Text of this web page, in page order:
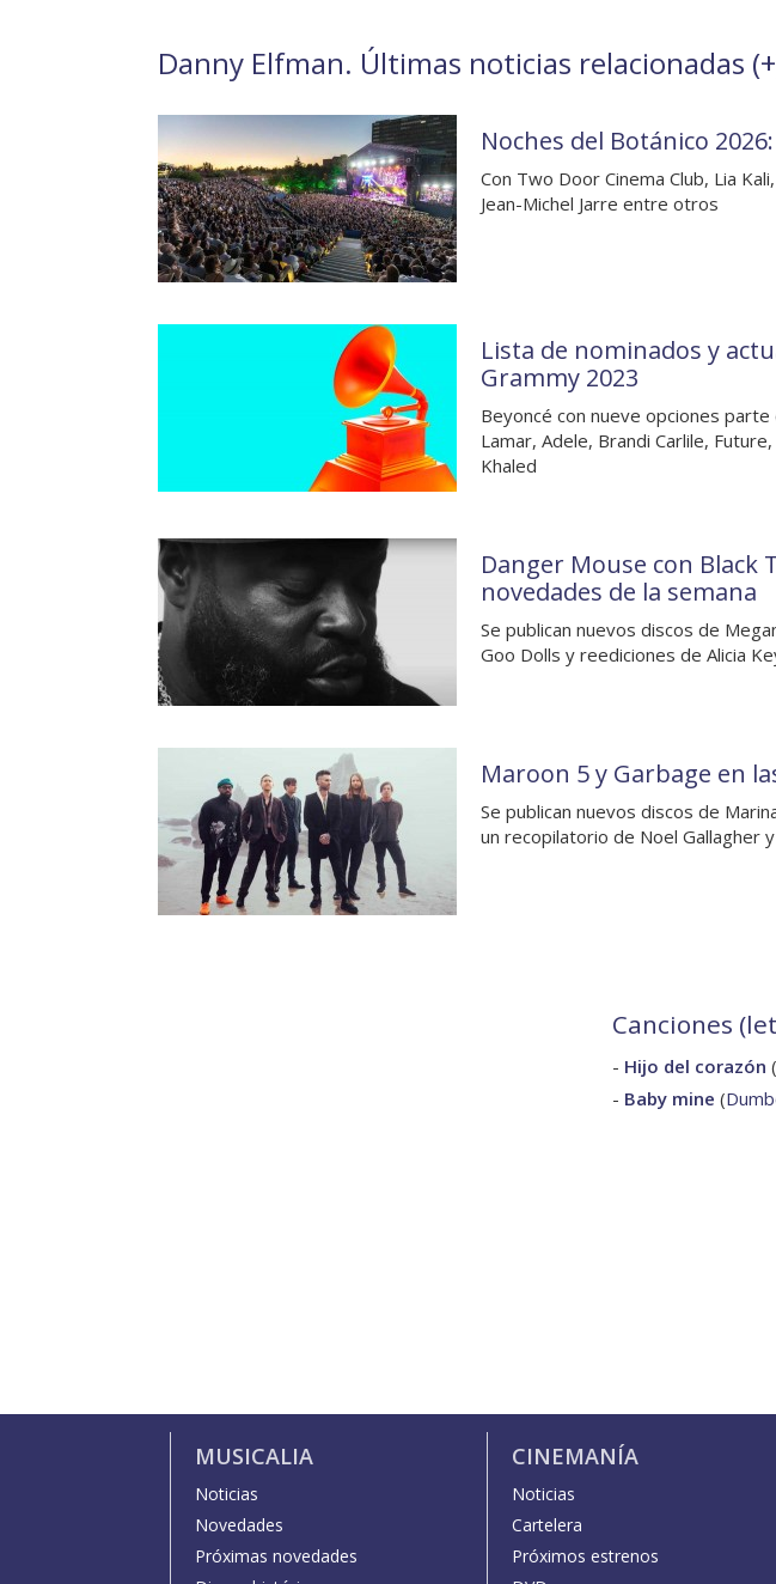
Danny Elfman. Últimas noticias relacionadas (+
Noches del Botánico
Con Two Door Cinema Club, Lia
Jean-Michel Jarre entre otros
Lista de nominados y
Grammy 2023
Beyoncé con nueve opciones
Lamar, Adele, Brandi Carlile,
Khaled
Danger Mouse con Black
novedades de la semana
Se publican nuevos discos de
Goo Dolls y reediciones de Alicia
Maroon 5 y Garbage en
Se publican nuevos discos de
un recopilatorio de Noel Gallagher
Canciones
- Hijo del corazón (
- Baby mine (
MUSICALIA
Noticias
Novedades
Próximas novedades
CINEMANÍA
Noticias
Cartelera
Próximos estrenos